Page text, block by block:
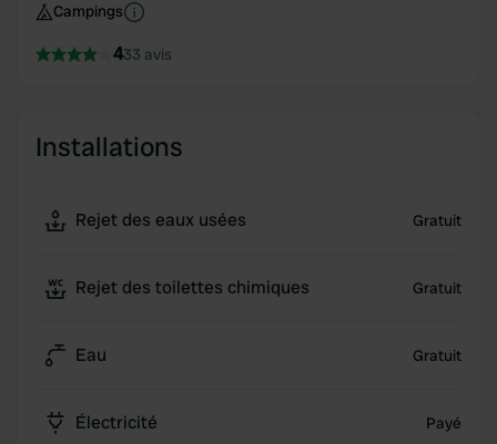
Campings
433 avis
Installations
Rejet des eaux usées Gratuit
Rejet des toilettes chimiques Gratuit
Eau Gratuit
Électricité Payé